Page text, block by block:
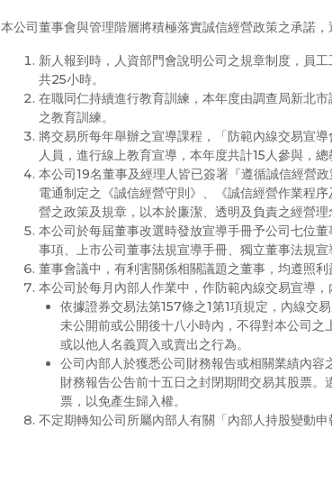
本公司董事會與管理階層將積極落實誠信經營政策之承諾，
新人報到時，人資部門會說明公司之規章制度，員
共25小時。
在職同仁持續進行教育訓練，本年度由調查局新北
之教育訓練。
將交易所每年舉辦之宣導課程，「防範內線交易宣
人員，進行線上教育宣導，本年度共計15人參與，總
本公司19名董事及經理人皆已簽署『遵循誠信經營
電通制定之《誠信經營守則》、《誠信經營作業程
營之政策及規章，以本於廉潔、透明及負責之經營
本公司於每屆董事改選時發放宣導手冊予公司七位
事項、上市公司董事法規宣導手冊、獨立董事法規宣
董事會議中，有利害關係相關議題之董事，均遵照利
本公司於每月內部人作業中，作防範內線交易宣導，
依據證券交易法第157條之1第1項規定，內線交
未公開前或公開後十八小時內，不得對本公司
或以他人名義買入或賣出之行為。
公司內部人於獲悉公司財務報告或相關業績內
財務報告公告前十五日之封閉期間交易其股票
票，以免產生歸入權。
不定期轉知公司所屬內部人有關「內部人持股變動